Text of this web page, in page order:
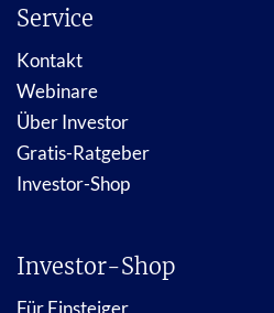
Service
Kontakt
Webinare
Über Investor
Gratis-Ratgeber
Investor-Shop
Investor-Shop
Für Einsteiger